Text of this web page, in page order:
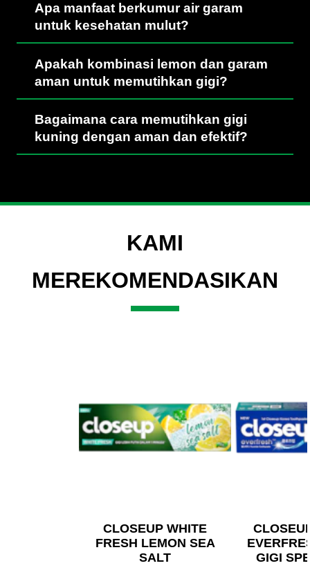
Apa manfaat berkumur air garam
untuk kesehatan mulut?
Apakah kombinasi lemon dan garam
aman untuk memutihkan gigi?
Bagaimana cara memutihkan gigi
kuning dengan aman dan efektif?
KAMI
MEREKOMENDASIKAN
CLOSEUP WHITE
FRESH LEMON SEA
SALT
GIGI